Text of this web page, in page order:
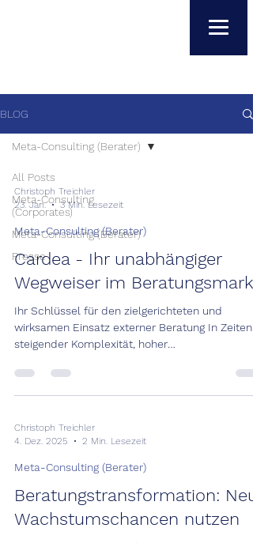
BLOG
All Posts
Meta-Consulting
(Corporates)
Meta-Consulting (Berater)
Presse
Meta-Consulting (Berater)
Christoph Treichler
23. Jan.
3 Min. Lesezeit
Meta-Consulting (Berater)
Cardea - Ihr unabhängiger
Wegweiser im Beratungsmarkt
Ihr Schlüssel für den zielgerichteten und
wirksamen Einsatz externer Beratung In Zeiten
steigender Komplexität, hoher
zunehmendem Kostendruck stehen
Unternehmen vor einer zentralen
so einsetzen, dass sie messbaren Mehrwert
schafft? Denn trotz Kostendisziplin bleiben
Innovation, Wachstum, Kundenorientierung und
Wettbewerbsfähigkeit die entscheidenden
Erfolgsfaktoren. Externe Beratung kann diese
Christoph Treichler
4. Dez. 2025
2 Min. Lesezeit
Meta-Consulting (Berater)
Beratungstransformation:
Wachstumschancen nutzen